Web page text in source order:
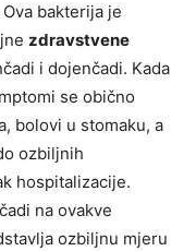
bakterija je
zdravstvene
i dojenčadi. Kada
se obično
bolovi u stomaku, a
ozbiljnih
hospitalizacije.
na ovakve
ozbiljnu mjeru